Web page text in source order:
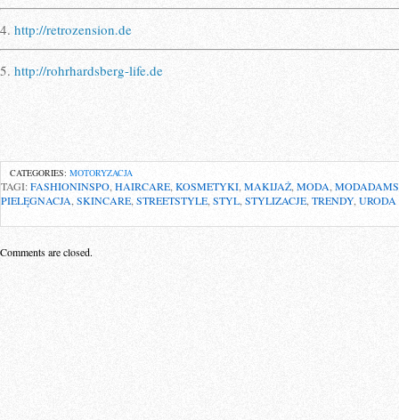
4. http://retrozension.de
5. http://rohrhardsberg-life.de
CATEGORIES: MOTORYZACJA
TAGI:FASHIONINSPO HAIRCARE KOSMETYKI MAKIJAŻ, MODA
PIELĘGNACJA SKINCARE STREETSTYLE STYL STYLIZACJE TRENDY, URODA
Comments are closed.